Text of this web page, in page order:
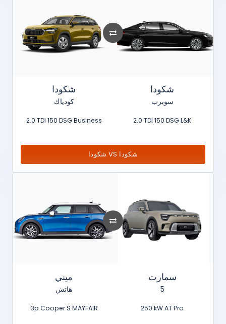
شكودا
كودياك
2.0 TDI 150 DSG Business
شكودا
سوبرب
2.0 TDI 150 DSG L&K
شكودا VS شكودا
ميني
هاتش
3p Cooper S MAYFAIR
سمارت
5
250 kW AT Pro